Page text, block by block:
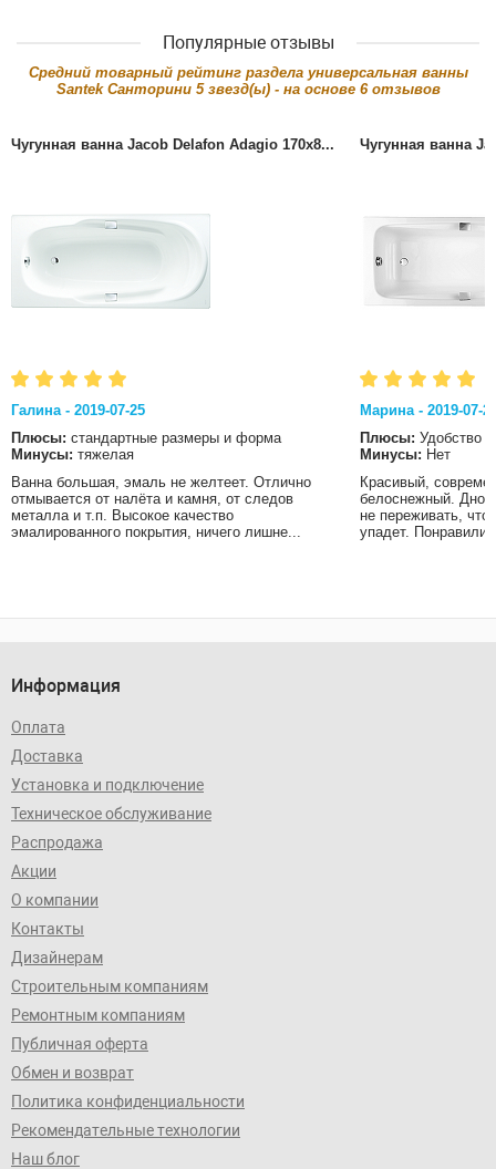
Популярные отзывы
Cредний товарный рейтинг раздела универсальная ванны
Santek Санторини 5звезд(ы) - на основе 6отзывов
Чугунная ванна Jacob Delafon Adagio 170x8...
Галина - 2019-07-25
Плюсы: стандартные размеры и форма
Минусы: тяжелая
Ванна большая, эмаль не желтеет. Отлично
отмывается от налёта и камня, от следов
металла и т.п. Высокое качество
эмалированного покрытия, ничего лишне...
Чугунная ванна
Марина - 2019-07-
Плюсы: Удобство
Минусы: Нет
Красивый,
белоснежный. Дно
не переживать, что
упадет.
Информация
Оплата
Доставка
Установка и подключение
Техническое обслуживание
Распродажа
Акции
О компании
Контакты
Дизайнерам
Строительным компаниям
Ремонтным компаниям
Публичная оферта
Обмен и возврат
Политика конфиденциальности
Рекомендательные технологии
Наш блог